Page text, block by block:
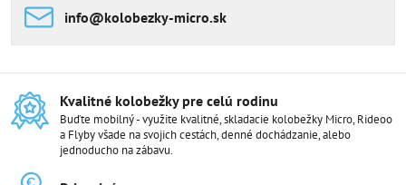
info​@kolobezky-micro​.sk
Kvalitné kolobežky pre celú rodinu
Buďte mobilný - využite kvalitné, skladacie kolobežky Micro, Rideoo
a Flyby všade na svojich cestách, denné dochádzanie, alebo
jednoducho na zábavu.